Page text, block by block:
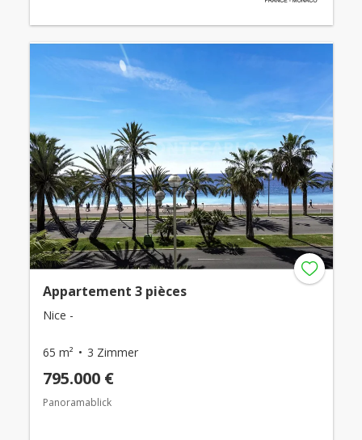
Appartement 3 pièces
Nice -
65 m² 3 Zimmer
795.000 €
Panoramablick